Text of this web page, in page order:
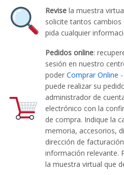
Revise la muestra
solicite tantos
pida cualquier
Pedidos online:
sesión en nuestro
poder Comprar Online
puede realizar su
administrador de
electrónico con la
de compra. Indique la
memoria, accesorios,
dirección de
información relevante.
la muestra virtual que